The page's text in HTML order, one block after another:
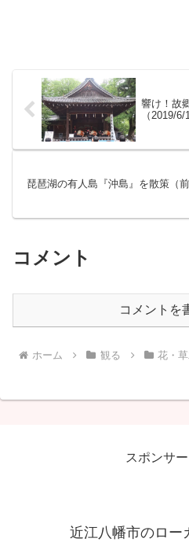
響け！故
（2019/6/
琵琶湖の有人島『沖島』を散策（前
コメント
コメントを
ホーム 観る 花・
スポンサ
近江八幡市のロー